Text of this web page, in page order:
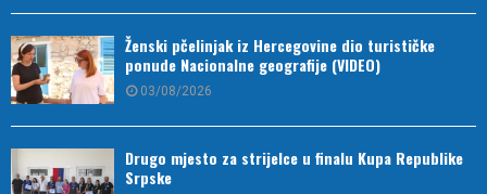
Ženski pčelinjak iz Hercegovine dio turističke
ponude Nacionalne geografije (VIDEO)
03/08/2026
Drugo mjesto za strijelce u finalu Kupa Republike
Srpske